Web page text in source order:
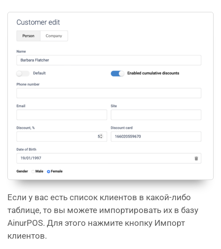
Если у вас есть список клиентов в какой-либо
таблице, то вы можете импортировать их в базу
AinurPOS. Для этого нажмите кнопку Импорт
клиентов.